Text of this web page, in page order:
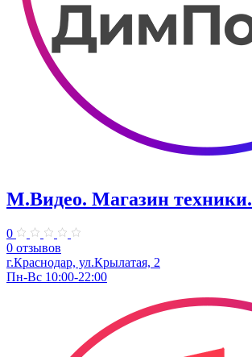
М.Видео. Магазин техники.
0
0 отзывов
г.Краснодар, ул.​Крылатая, 2
Пн-Вс 10:00-22:00